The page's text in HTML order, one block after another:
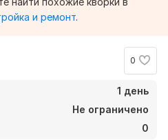
и ремонт.
0
1 день
Не ограничено
0